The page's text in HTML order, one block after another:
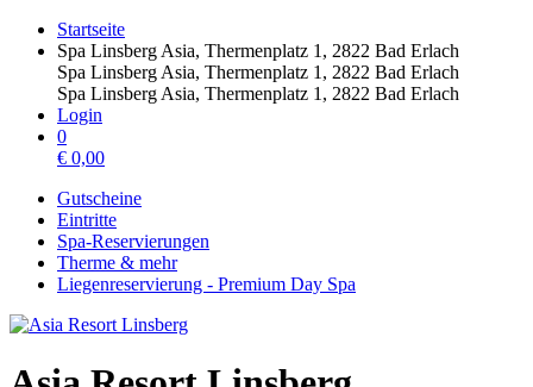
Startseite
Spa Linsberg Asia, Thermenplatz 1, 2822 Bad Erlach
Spa Linsberg Asia, Thermenplatz 1, 2822 Bad Erlach
Spa Linsberg Asia, Thermenplatz 1, 2822 Bad Erlach
Login
0
€ 0,00
Gutscheine
Eintritte
Spa-Reservierungen
Therme & mehr
Liegenreservierung - Premium Day Spa